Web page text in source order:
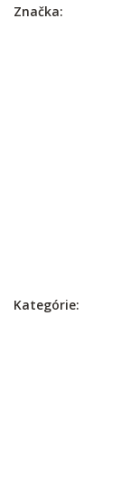
Značka:
Kategórie: